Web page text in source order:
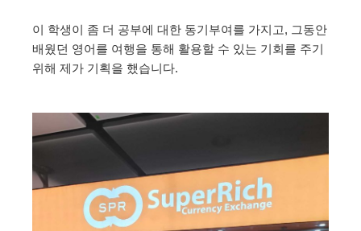
이 학생이 좀 더 공부에 대한 동기부여를 가지고, 그동안
배웠던 영어를 여행을 통해 활용할 수 있는 기회를 주기
위해 제가 기획을 했습니다.